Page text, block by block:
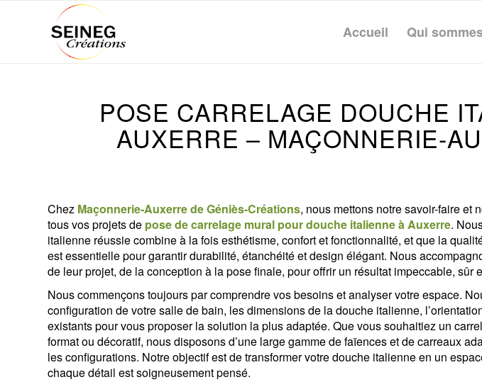
Accueil Qui
POSE CARRELAGE DOUCHE
AUXERRE – MAÇONNERIE-
Chez Maçonnerie-Auxerre de Géniès-Créations, nous mettons notre savoir-faire et
tous vos projets de pose de carrelage mural pour douche italienne à Auxerre.
italienne réussie combine à la fois esthétisme, confort et fonctionnalité, et que la
est essentielle pour garantir durabilité, étanchéité et design élégant. Nous
de leur projet, de la conception à la pose finale, pour offrir un résultat impeccable, sûr
Nous commençons toujours par comprendre vos besoins et analyser votre espace.
configuration de votre salle de bain, les dimensions de la douche italienne,
existants pour vous proposer la solution la plus adaptée. Que vous souhaitiez un
format ou décoratif, nous disposons d’une large gamme de faïences et de carreaux
les configurations. Notre objectif est de transformer votre douche italienne en un
chaque détail est soigneusement pensé.